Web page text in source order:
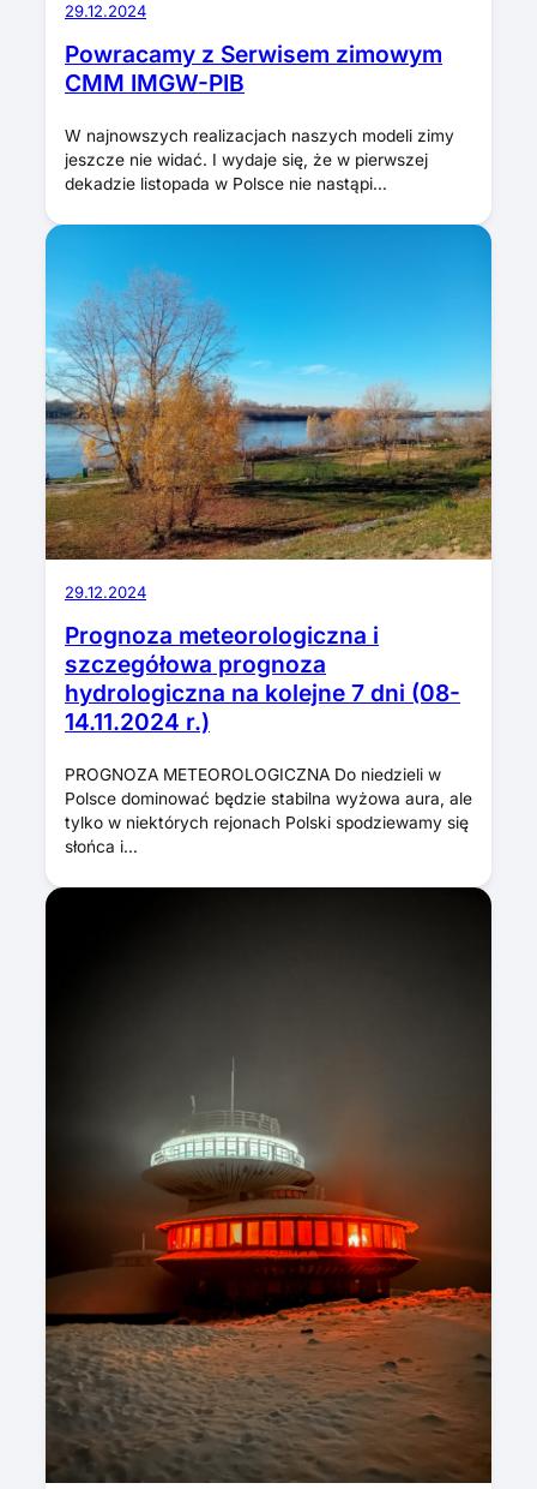
29.12.2024
Powracamy z Serwisem zimowym
CMM IMGW-PIB
W najnowszych realizacjach naszych modeli zimy
jeszcze nie widać. I wydaje się, że w pierwszej
dekadzie listopada w Polsce nie nastąpi…
29.12.2024
Prognoza meteorologiczna i
szczegółowa prognoza
hydrologiczna na kolejne 7 dni (08-
14.11.2024 r.)
PROGNOZA METEOROLOGICZNA Do niedzieli w
Polsce dominować będzie stabilna wyżowa aura, ale
tylko w niektórych rejonach Polski spodziewamy się
słońca i…